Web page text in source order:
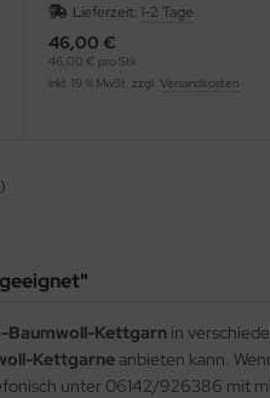
Lieferzeit:1-2 Tage
46,00 €
46,00 € pro Stk
inkl. 19 % MwSt. zzgl.Versandkosten
Baumwoll-Kettgarn in
Kettgarne anbieten kann.
unter 06142/926386 mit